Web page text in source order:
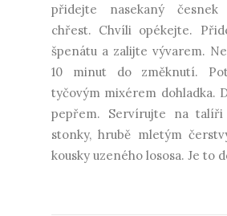
přidejte nasekaný
chřest. Chvíli opékejte.
špenátu a zalijte vývarem.
10 minut do změknutí.
tyčovým mixérem dohladka.
pepřem. Servírujte na talíři
stonky, hrubě mletým
kousky uzeného lososa. Je to